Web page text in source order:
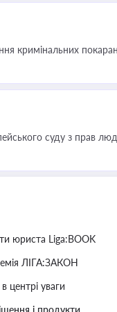
кримінальних
суду з прав
юриста Liga:BOOK
ЛІГА:ЗАКОН
центрі уваги
і продукти